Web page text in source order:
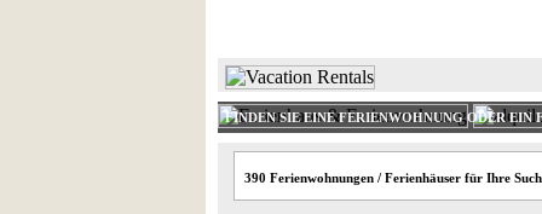
FINDEN SIE EINE FERIENWOHNUNG ODER EIN
390 Ferienwohnungen / Ferienhäuser für Ihre